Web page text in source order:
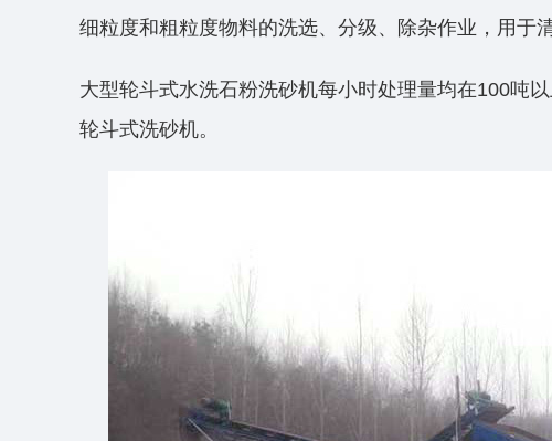
细粒度和粗粒度物料的洗选、分级、除杂作业，用于
大型轮斗式水洗石粉洗砂机每小时处理量均在100吨
轮斗式洗砂机。